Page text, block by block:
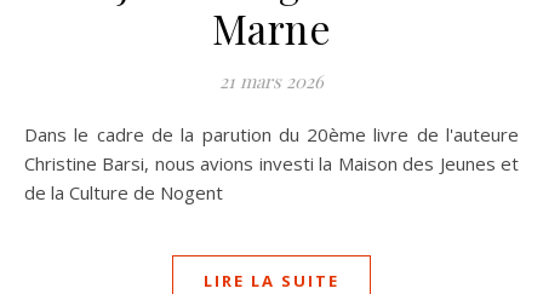
Marne
21 mars 2026
Dans le cadre de la parution du 20ème livre de l'auteure
Christine Barsi, nous avions investi la Maison des Jeunes et
de la Culture de Nogent
LIRE LA SUITE